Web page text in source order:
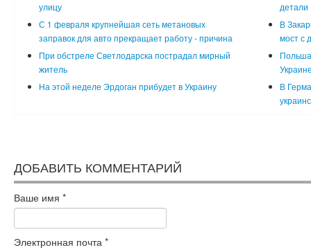
улицу
детали
С 1 февраля крупнейшая сеть метановых
заправок для авто прекращает работу - причина
В
мост с
При обстреле Светлодарска пострадал мирный
житель
На этой неделе Эрдоган прибудет в Украину
В
ДОБАВИТЬ КОММЕНТАРИЙ
Ваше имя *
Электронная почта *